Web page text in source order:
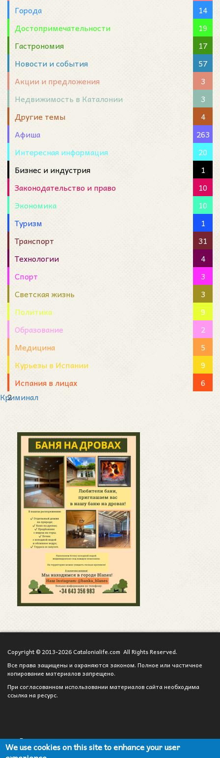
Города
14
Достопримечательности
19
Гастрономия
17
Новости и события
57
Акции и предложения
3
Недвижимость в Каталонии
3
Другие темы
4
Афиша
263
Интересная информация
20
Бизнес и индустрия
1
Законодательство и право
10
Экономика
10
Туризм
1
Транспорт
31
Технологии
4
Спорт
3
Светская жизнь
3
Политика
9
Образование
2
Медицина
5
Курьезы в Испании
9
Испания в лицах
6
Криминал
2
Copyright © 2013-2026 Catalonialife.com All Rights Reserved.
Все права защищены и охраняются законом. Полное или частичное
копирование материалов запрещено.
При согласованном использовании материалов сайта необходима
ссылка на ресурс.
Вход для администратора
We use cookies on this site to enhance your user